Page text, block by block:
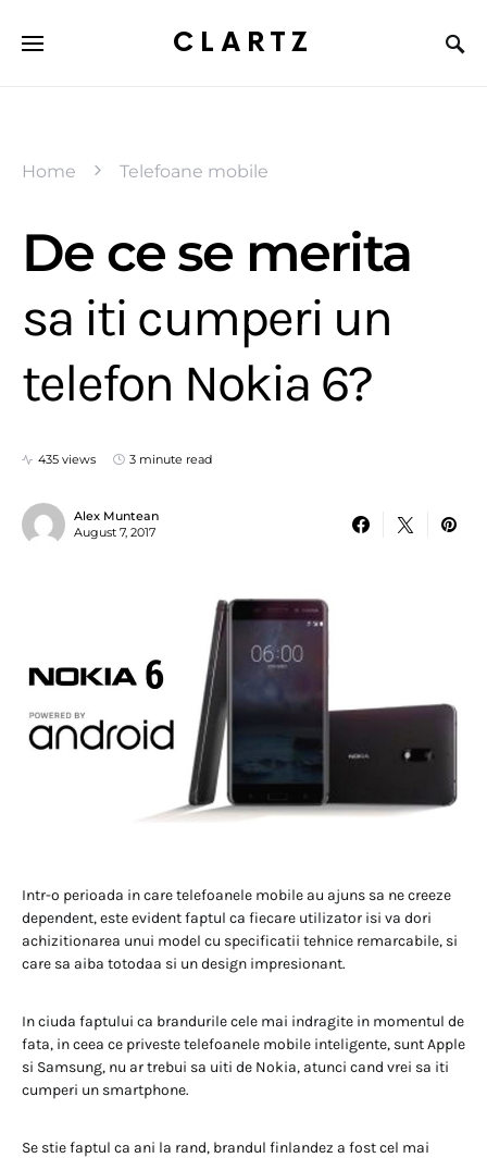
CLARTZ
Home Telefoane mobile
De ce se merita
sa iti cumperi un
telefon Nokia 6?
435 views 3 minute read
Alex Muntean
August 7, 2017
Intr-o perioada in care telefoanele mobile au ajuns sa ne creeze
dependent, este evident faptul ca fiecare utilizator isi va dori
achizitionarea unui model cu specificatii tehnice remarcabile, si
care sa aiba totodaa si un design impresionant.
In ciuda faptului ca brandurile cele mai indragite in momentul de
fata, in ceea ce priveste telefoanele mobile inteligente, sunt Apple
si Samsung, nu ar trebui sa uiti de Nokia, atunci cand vrei sa iti
cumperi un smartphone.
Se stie faptul ca ani la rand, brandul finlandez a fost cel mai